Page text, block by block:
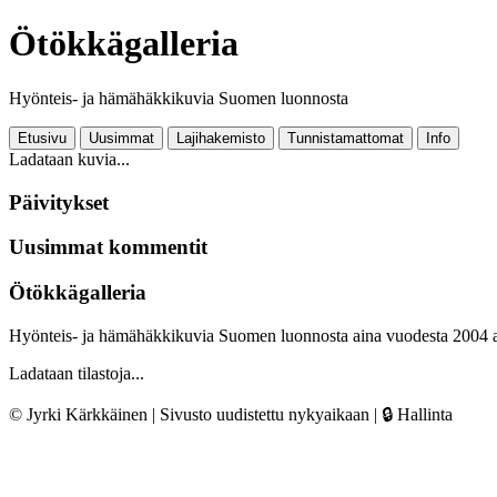
Ötökkägalleria
Hyönteis- ja hämähäkkikuvia Suomen luonnosta
Etusivu Uusimmat Lajihakemisto Tunnistamattomat Info
Ladataan kuvia...
Päivitykset
Uusimmat kommentit
Ötökkägalleria
Hyönteis- ja hämähäkkikuvia Suomen luonnosta aina vuodesta 2004
Ladataan tilastoja...
© Jyrki Kärkkäinen | Sivusto uudistettu nykyaikaan | 🔒 Hallinta